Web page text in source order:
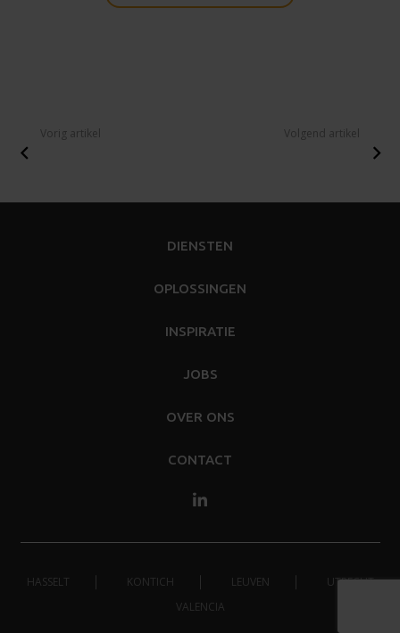
Vorig artikel Volgend artikel
DIENSTEN
OPLOSSINGEN
INSPIRATIE
JOBS
OVER ONS
CONTACT
HASSELT KONTICH LEUVEN
UTRECHT
VALENCIA